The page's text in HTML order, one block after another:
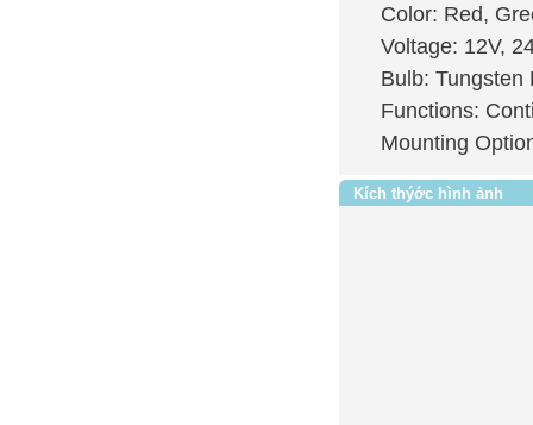
Color: Red,
Voltage: 12V,
Bulb: Tungsten
Functions:
Mounting
Kích thýớc hình ảnh